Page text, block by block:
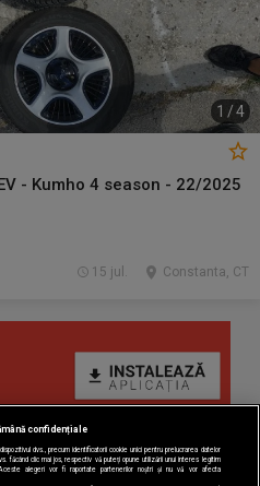
1 /4
- Kumho 4 season - 22/2025
Constanta, CT
15 jul.
confidențiale
dvs., precum identificatorii cookie unici pentru prelucrarea datelor
făcând clic mai jos, respectiv vă puteți opune utilizării unui interes legitim
alegeri vor fi raportate partenerilor noștri și nu vă vor afecta